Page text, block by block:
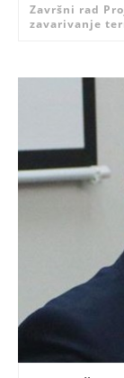
Završni rad
zavarivanje